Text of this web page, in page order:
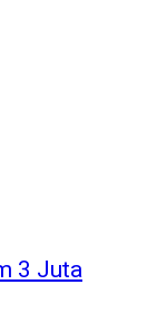
3 Juta